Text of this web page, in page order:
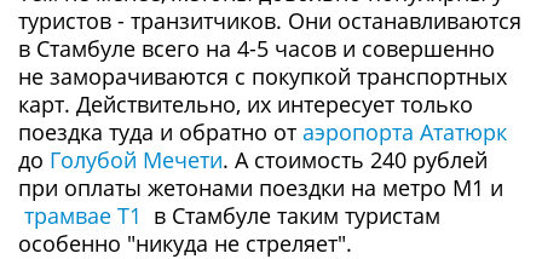
туристов - транзитчиков. Они останавливаются
в Стамбуле всего на 4-5 часов и совершенно
не заморачиваются с покупкой транспортных
карт. Действительно, их интересует только
поездка туда и обратно от аэропорта Ататюрк
до Голубой Мечети. А стоимость 240 рублей
при оплаты жетонами поездки на метро М1 и
трамвае Т1 в Стамбуле таким туристам
особенно "никуда не стреляет".